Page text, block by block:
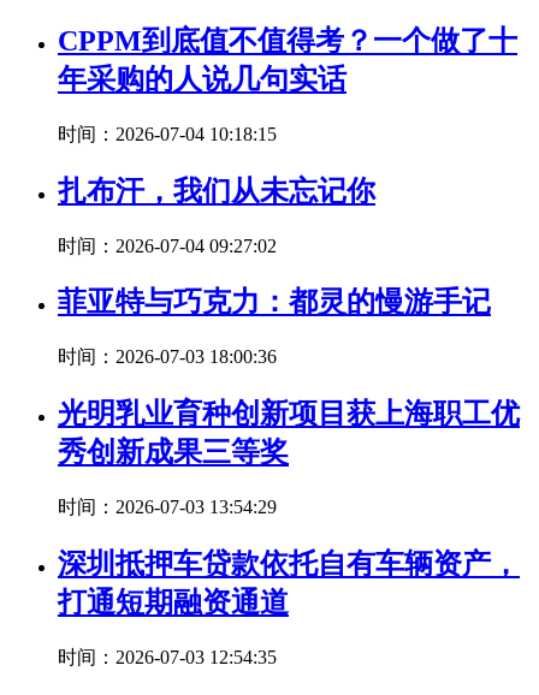
CPPM到底值不值得考？一个做了十
年采购的人说几句实话
时间：2026-07-04 10:18:15
扎布汗，我们从未忘记你
时间：2026-07-04 09:27:02
菲亚特与巧克力：都灵的慢游手记
时间：2026-07-03 18:00:36
光明乳业育种创新项目获上海职工优
秀创新成果三等奖
时间：2026-07-03 13:54:29
深圳抵押车贷款依托自有车辆资产，
打通短期融资通道
时间：2026-07-03 12:54:35